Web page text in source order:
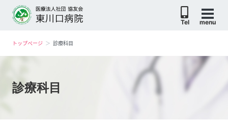
Tel menu
トップページ 診療科目
診療科目